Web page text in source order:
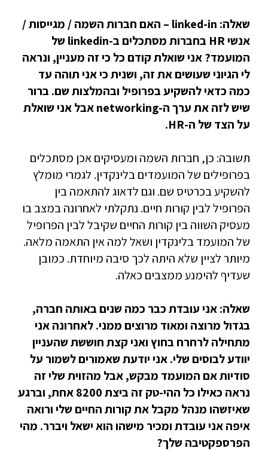
שאלה: linked-in – האם חברות השמה / מגייסות /
אנשי HR בחברות מסתכלים ב-linkedin של
המועמד? אני שואלת קודם כל כי זה מעניין, ונראה
לי הגיוני שעושים את זה, ושנית כי אני תוהה עד
כמה כדאי להשקיע בפרופיל ובהמלצות שם. ברור
שיש לזה את ערך ה-networking אבל אני שואלת
על הצד של ה-HR.
תשובה: כן, חברות השמה ומעסיקים אכן מסתכלים
בפרופילים של המועמדים בלינקדין. לגמרי מומלץ
להשקיע בכרטיס שם. וגם לדאוג להתאמה בין
הפרופיל לבין קורות חיים. נתקלתי לאחרונה במצב בו
מעסיק השווה בין קורות החיים שקיבל לבין הפרופיל
של המועמד בלינקדין ושאל למה אין התאמה מלאה.
מיותר לציין שלא היתה לכך סיבה מיוחדת. כמובן
שעדיף להימנע ממצבים כאלה.
שאלה: אני עובדת כבר כמה שנים באותה חברה,
בגדול מרוצה ומאוד מרוצים ממני. לאחרונה אני
מתחילה לרחרח בחוץ ואני קצת חוששת שהעניין
יוודע לבוסים שלי. אני יודעת שאמורים לשמור על
סודיות אם המועמד מבקש, אבל מהזוית שלי זה
נראה כאילו כל ההי-טק זה ביצת 8200 אחת, וברגע
שאיזשהו מנהל מקבל את קורות החיים שלי ורואה
איפה אני עובדת ומכיר מישהו הוא ישאל ויברר. מהי
הפרספקטיבה שלך?